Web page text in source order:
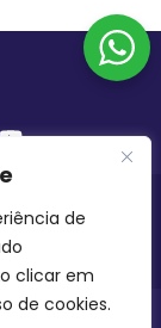
de
clicar em
de cookies.